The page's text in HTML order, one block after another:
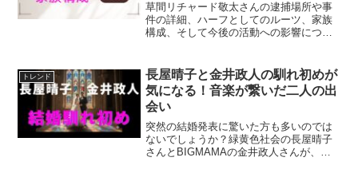
草間リチャード敬太さんの逮捕場所や事
件の詳細、ハーフとしてのルーツ、家族
構成、そして今後の活動への影響につい
トレンド
長屋晴子と金井政人の馴れ初めが
気になる！音楽が繋いだ二人の出
会い
突然の結婚発表に驚いた方も多いのでは
ないでしょうか？緑黄色社会の長屋晴子
さんとBIGMAMAの金井政人さんが、